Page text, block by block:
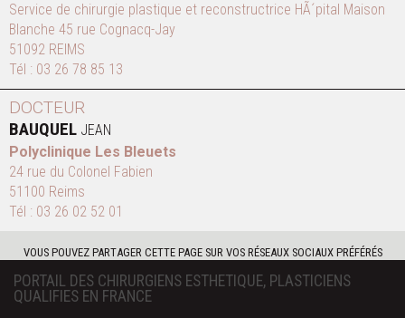
Service de chirurgie plastique et reconstructrice HÃ´pital Maison
Blanche 45 rue Cognacq-Jay
51092 REIMS
Tél : 03 26 78 85 13
DOCTEUR
BAUQUEL JEAN
Polyclinique Les Bleuets
24 rue du Colonel Fabien
51100 Reims
Tél : 03 26 02 52 01
VOUS POUVEZ PARTAGER CETTE PAGE SUR VOS RÉSEAUX SOCIAUX PRÉFÉRÉS
PORTAIL DES CHIRURGIENS ESTHETIQUE, PLASTICIENS
QUALIFIES EN FRANCE